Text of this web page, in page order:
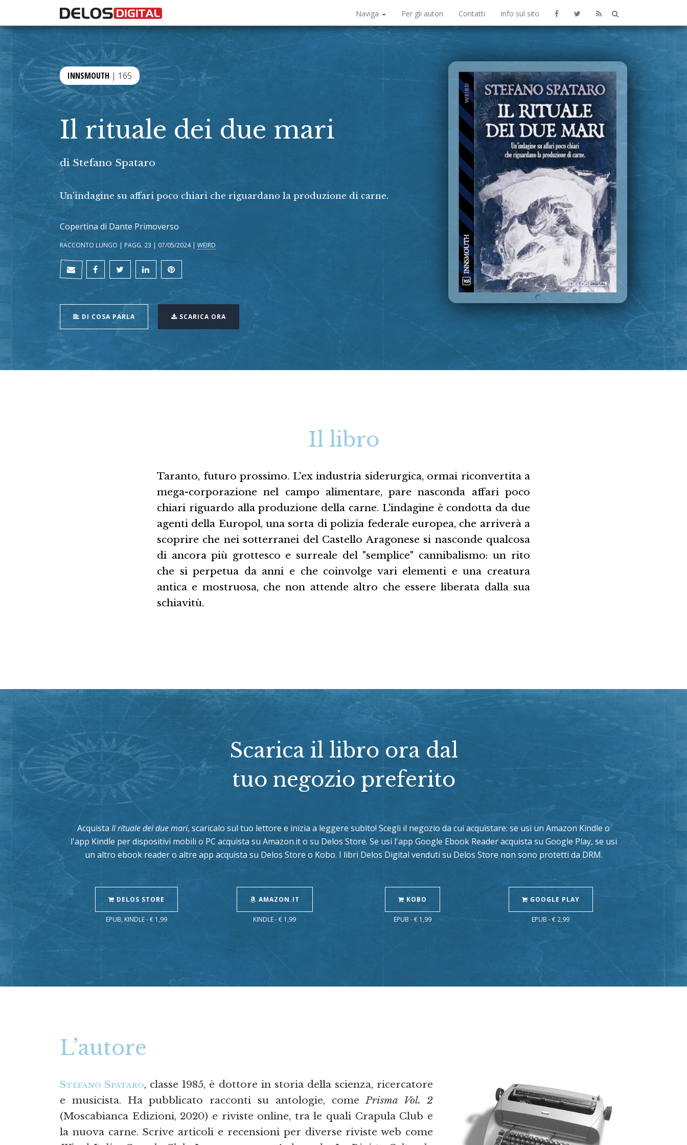
Naviga Per gli autori Contatti Info sul sito
INNSMOUTH | 165
Il rituale dei due mari
di Stefano Spataro
Un'indagine su affari poco chiari che riguardano la produzione di carne.
Copertina di Dante Primoverso
RACCONTO LUNGO | PAGG. 23 | 07/05/2024 | WEIRD
DI COSA PARLA SCARICA ORA
Il libro
Taranto, futuro prossimo. L'ex industria siderurgica, ormai riconvertita a
mega-corporazione nel campo alimentare, pare nasconda affari poco
chiari riguardo alla produzione della carne. L'indagine è condotta da due
agenti della Europol, una sorta di polizia federale europea, che arriverà a
scoprire che nei sotterranei del Castello Aragonese si nasconde qualcosa
di ancora più grottesco e surreale del "semplice" cannibalismo: un rito
che si perpetua da anni e che coinvolge vari elementi e una creatura
antica e mostruosa, che non attende altro che essere liberata dalla sua
schiavitù.
Scarica il libro ora dal
tuo negozio preferito
Acquista Il rituale dei due mari, scaricalo sul tuo lettore e inizia a leggere subito! Scegli il negozio da cui acquistare: se usi un Amazon Kindle o
l'app Kindle per dispositivi mobili o PC acquista su Amazon.it o su Delos Store. Se usi l'app Google Ebook Reader acquista su Google Play, se usi
un altro ebook reader o altre app acquista su Delos Store o Kobo. I libri Delos Digital venduti su Delos Store non sono protetti da DRM.
DELOS STORE
EPUB, KINDLE - € 1,99
AMAZON.IT
KINDLE - € 1,99
KOBO
EPUB - € 1,99
GOOGLE PLAY
EPUB - € 2,99
L’autore
Stefano Spataro, classe 1985, è dottore in storia della scienza, ricercatore
e musicista. Ha pubblicato racconti su antologie, comePrisma Vol. 2
(Moscabianca Edizioni, 2020) e riviste online, tra le quali Crapula Club e
la nuova carne. Scrive articoli e recensioni per diverse riviste web come